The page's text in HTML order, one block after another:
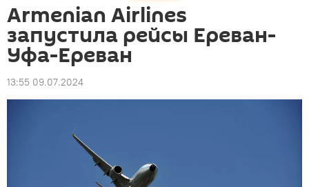
Armenian Airlines
запустила рейсы Ереван-
Уфа-Ереван
13:55 09.07.2024